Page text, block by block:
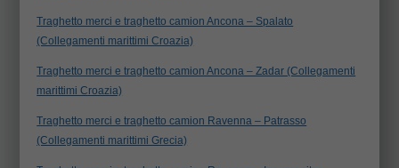
Traghetto merci e traghetto camion Ancona – Spalato
(Collegamenti marittimi Croazia)
Traghetto merci e traghetto camion Ancona – Zadar (Collegamenti
marittimi Croazia)
Traghetto merci e traghetto camion Ravenna – Patrasso
(Collegamenti marittimi Grecia)